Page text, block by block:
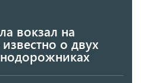
вокзал на
о двух